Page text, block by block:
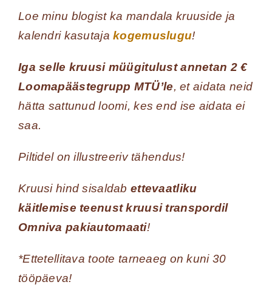
Loe minu blogist ka mandala kruuside ja
kalendri kasutajakogemuslugu!
Iga selle kruusi müügitulust annetan 2 €
Loomapäästegrupp MTÜ’le, et aidata neid
hätta sattunud loomi, kes end ise aidata ei
saa.
Piltidel on illustreeriv tähendus!
Kruusi hind sisaldab ettevaatliku
käitlemise teenust kruusi transpordil
Omniva pakiautomaati!
*Ettetellitava toote tarneaeg on kuni 30
tööpäeva!